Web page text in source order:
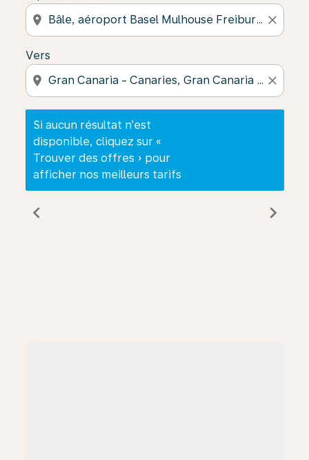
location_on close
Vers
location_on close
Si aucun résultat n’est
disponible, cliquez sur «
Trouver des offres » pour
afficher nos meilleurs tarifs
chevron_left chevron_right